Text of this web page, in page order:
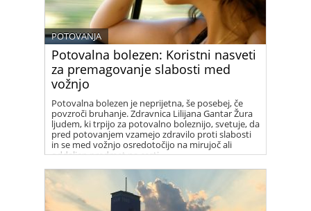
Potovalna bolezen: Koristni nasveti
za premagovanje slabosti med
vožnjo
POTOVANJA
Potovalna bolezen je neprijetna, še posebej, če
povzroči bruhanje. Zdravnica Lilijana Gantar Žura
ljudem, ki trpijo za potovalno boleznijo, svetuje, da
pred potovanjem vzamejo zdravilo proti slabosti
in se med vožnjo osredotočijo na mirujoč ali
oddaljen predmet na cesti.